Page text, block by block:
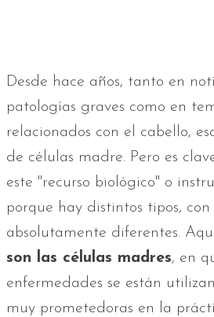
Desde hace años, tanto en
patologías graves como en
relacionados con el cabello,
de células madre. Pero es
este "recurso biológico" o
porque hay distintos tipos, con
absolutamente diferentes.
son las células madres, en
enfermedades se están
muy prometedoras en la